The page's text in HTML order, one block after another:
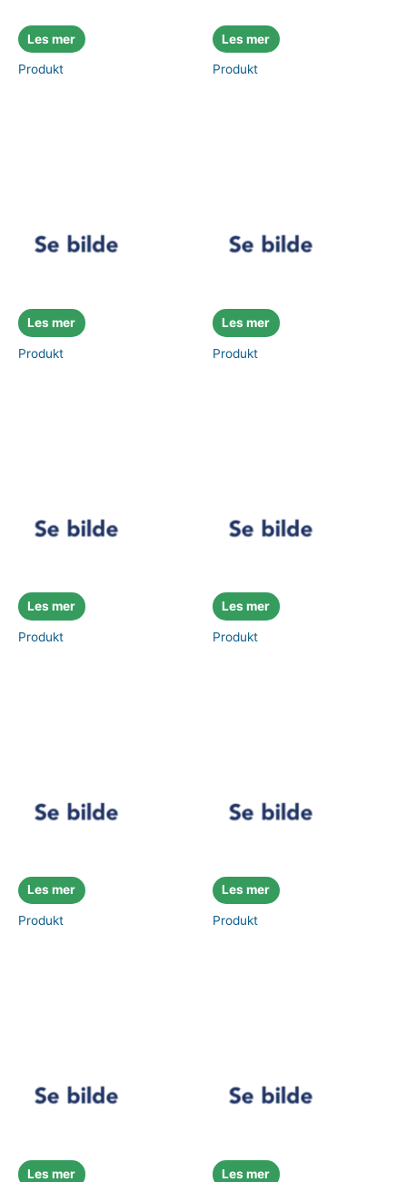
Les mer
Produkt
Les mer
Produkt
Les mer
Produkt
Les mer
Produkt
Les mer
Produkt
Les mer
Produkt
Les mer
Produkt
Les mer
Produkt
Les mer Les mer